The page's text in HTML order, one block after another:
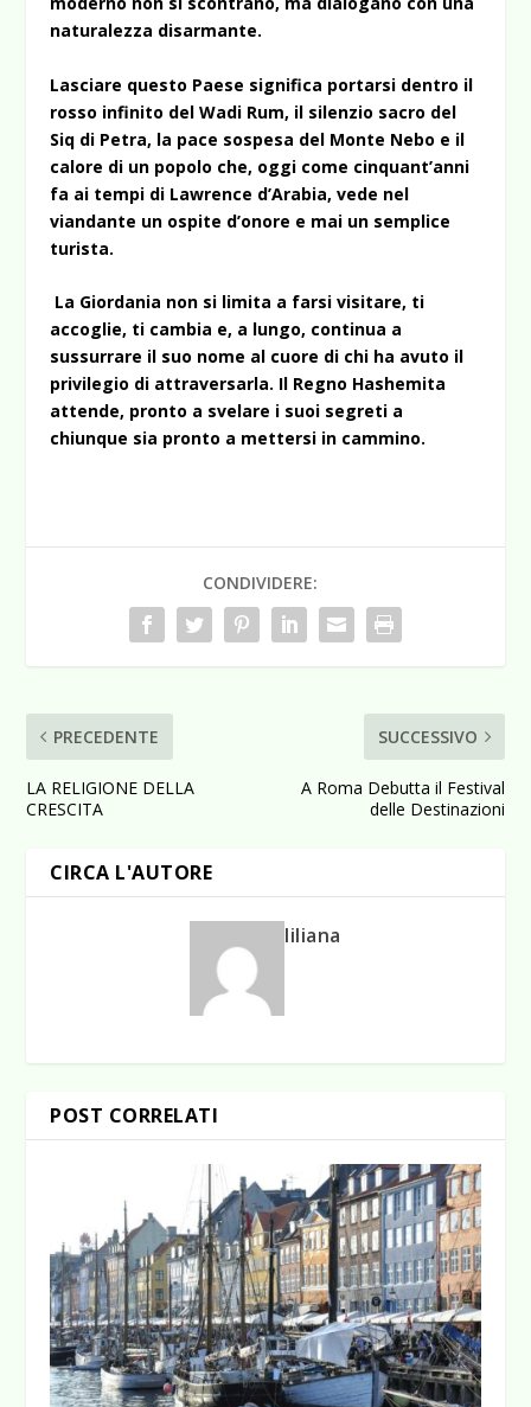
naturalezza disarmante.
Lasciare questo Paese significa portarsi dentro il
rosso infinito del Wadi Rum, il silenzio sacro del
Siq di Petra, la pace sospesa del Monte Nebo e il
calore di un popolo che, oggi come cinquant’anni
fa ai tempi di Lawrence d’Arabia, vede nel
viandante un ospite d’onore e mai un semplice
turista.
La Giordania non si limita a farsi visitare, ti
accoglie, ti cambia e, a lungo, continua a
sussurrare il suo nome al cuore di chi ha avuto il
privilegio di attraversarla. Il Regno Hashemita
attende, pronto a svelare i suoi segreti a
chiunque sia pronto a mettersi in cammino.
CONDIVIDERE:
PRECEDENTE
LA RELIGIONE DELLA
CRESCITA
SUCCESSIVO
A Roma Debutta il Festival
delle Destinazioni
CIRCA L'AUTORE
liliana
POST CORRELATI